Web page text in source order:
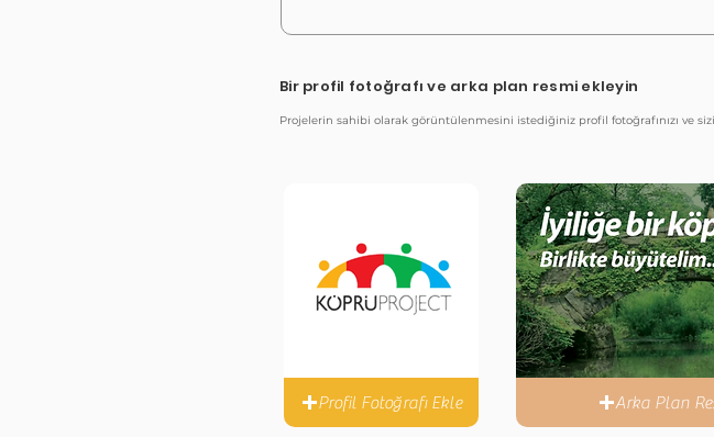
Bir profil fotoğrafı ve arka plan resmi ekleyin
Projelerin sahibi olarak görüntülenmesini istediğiniz profil fotoğrafınızı ve
Profil Fotoğrafı Ekle Arka Plan